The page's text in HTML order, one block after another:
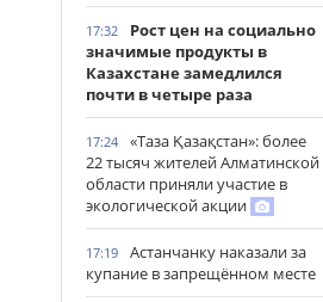
17:32
Рост цен на социально
значимые продукты в
Казахстане замедлился
почти в четыре раза
17:24
«Таза Қазақстан»: более
22 тысяч жителей Алматинской
области приняли участие в
экологической акции
17:19
Астанчанку наказали за
купание в запрещённом месте